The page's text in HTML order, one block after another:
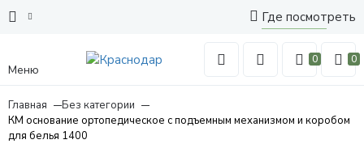
Где посмотреть
Меню
0 0
Главная
Без категории
КМ основание ортопедическое с подъемным механизмом и коробом
для белья 1400